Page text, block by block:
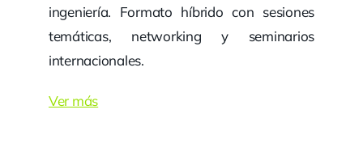
ingeniería. Formato híbrido con sesiones
temáticas, networking y seminarios
internacionales.
Ver más